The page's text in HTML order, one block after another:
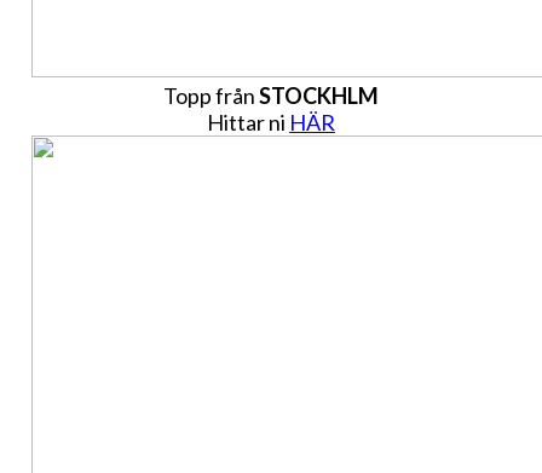
Topp frånSTOCKHLM
Hittar ni HÄR